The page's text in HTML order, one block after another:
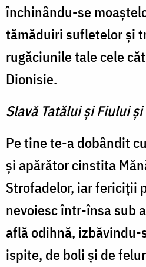
închinându-se
tămăduiri sufletelor și
rugăciunile tale cele
Dionisie.
Slavă Tatălui şi Fiului
Pe tine te-a dobândit
și apărător cinstita
Strofadelor, iar fericiții
nevoiesc într-însa sub
află odihnă,
ispite, de boli și de